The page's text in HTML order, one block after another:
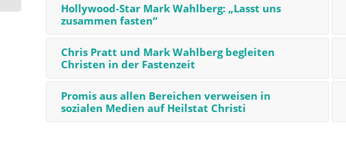
Hollywood-Star Mark Wahlberg: „Lasst uns
zusammen fasten“
Chris Pratt und Mark Wahlberg begleiten
Christen in der Fastenzeit
Promis aus allen Bereichen verweisen in
sozialen Medien auf Heilstat Christi